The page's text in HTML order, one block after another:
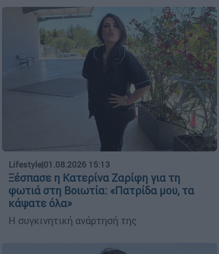
Lifestyle|01.08.2026 15:13
Ξέσπασε η Κατερίνα Ζαρίφη για τη
φωτιά στη Βοιωτία: «Πατρίδα μου, τα
κάψατε όλα»
Η συγκινητική ανάρτησή της